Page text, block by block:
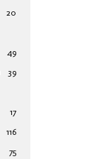
20
49
39
17
116
75